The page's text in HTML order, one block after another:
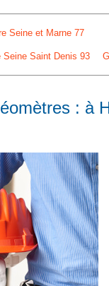
Seine et Marne 77
Seine Saint Denis 93
: à